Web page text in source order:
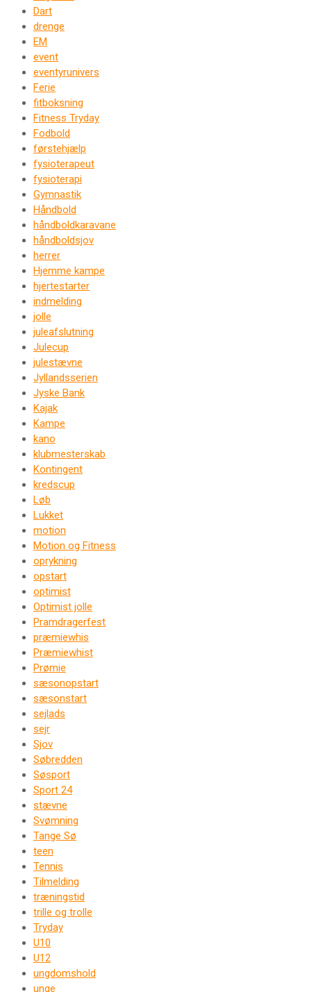
Dart
drenge
EM
event
eventyrunivers
Ferie
fitboksning
Fitness Tryday
Fodbold
førstehjælp
fysioterapeut
fysioterapi
Gymnastik
Håndbold
håndboldkaravane
håndboldsjov
herrer
Hjemme kampe
hjertestarter
indmelding
jolle
juleafslutning
Julecup
julestævne
Jyllandsserien
Jyske Bank
Kajak
Kampe
kano
klubmesterskab
Kontingent
kredscup
Løb
Lukket
motion
Motion og Fitness
oprykning
opstart
optimist
Optimist jolle
Pramdragerfest
præmiewhis
Præmiewhist
Prømie
sæsonopstart
sæsonstart
sejlads
sejr
Sjov
Søbredden
Søsport
Sport 24
stævne
Svømning
Tange Sø
teen
Tennis
Tilmelding
træningstid
trille og trolle
Tryday
U10
U12
ungdomshold
unge